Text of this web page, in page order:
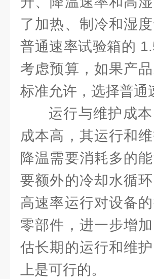
了加热、制冷和湿
普通速率试验箱的
考虑预算，如果产
标准允许，选择普通
运行与维护成
成本高，其运行和
降温需要消耗多的
要额外的冷却水循
高速率运行对设备
零部件，进一步增
估长期的运行和维
上是可行的。